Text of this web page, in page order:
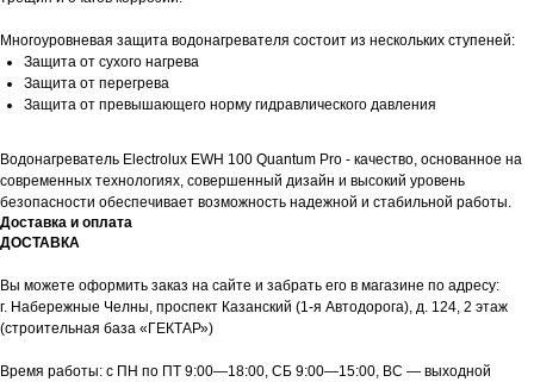
Многоуровневая защита водонагревателя состоит из нескольких ступеней:
Защита от сухого нагрева
Защита от перегрева
Защита от превышающего норму гидравлического давления
Водонагреватель Electrolux EWH 100 Quantum Pro - качество, основанное на
современных технологиях, совершенный дизайн и высокий уровень
безопасности обеспечивает возможность надежной и стабильной работы.
Доставка и оплата
ДОСТАВКА
Вы можете оформить заказ на сайте и забрать его в магазине по адресу:
г. Набережные Челны, проспект Казанский (1-я Автодорога), д. 124, 2 этаж
(строительная база «ГЕКТАР»)
Время работы: с ПН по ПТ 9:00—18:00, СБ 9:00—15:00, ВС — выходной